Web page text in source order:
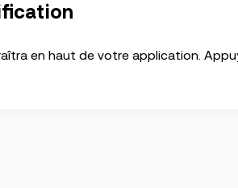
en haut de votre application.